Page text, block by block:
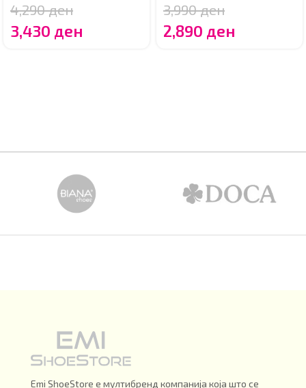
4,290ден
3,430 ден
3,990ден
2,890 ден
Emi ShoeStore е мултибренд компанија која што се